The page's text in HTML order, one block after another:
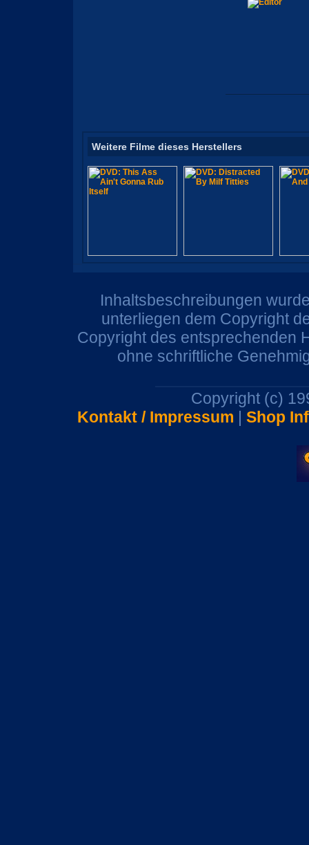
Weitere Filme dieses Herstellers
Inhaltsbeschreibungen
unterliegen dem Copyright
Copyright des entsprechenden
ohne schriftliche
Copyright (c)
Kontakt / Impressum | Shop